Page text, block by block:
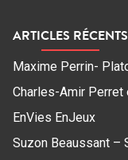
ARTICLES RÉCENTS
Maxime Perrin-
Charles-Amir
EnVies EnJeux
Suzon Beaussant –